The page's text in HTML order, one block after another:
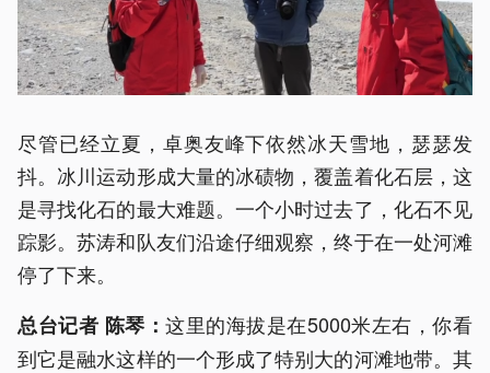
尽管已经立夏，卓奥友峰下依然冰天雪地，瑟瑟发
抖。冰川运动形成大量的冰碛物，覆盖着化石层，这
是寻找化石的最大难题。一个小时过去了，化石不见
踪影。苏涛和队友们沿途仔细观察，终于在一处河滩
停了下来。
总台记者 陈琴：这里的海拔是在5000米左右，你看
到它是融水这样的一个形成了特别大的河滩地带。其